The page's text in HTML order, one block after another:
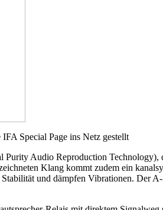
IFA Special Page ins Netz gestellt
Purity Audio Reproduction
Klang kommt zudem ein
und dämpfen Vibrationen.